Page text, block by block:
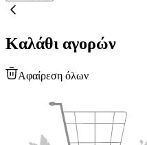
Καλάθι αγορών
Αφαίρεση όλων